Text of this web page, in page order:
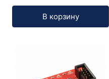
В корзину